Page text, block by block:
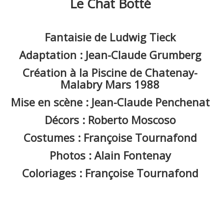
Photos Alain Fonteray et autres ...
Le Chat Botté 1988
Fantaisie de Ludwig Tieck
Adaptation : Jean-Claude Grumberg
Création à la Piscine de Chatenay-
Malabry Mars 1988
Mise en scène : Jean-Claude Penchenat
Décors : Roberto Moscoso
Costumes : Françoise Tournafond
Photos : Alain Fontenay
Coloriages : Françoise Tournafond